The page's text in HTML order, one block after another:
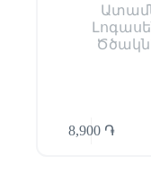
8,900 ֏